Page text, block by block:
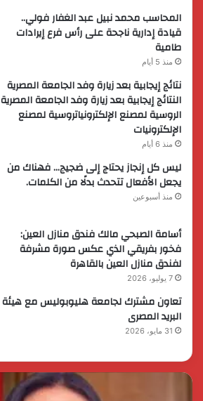
المحاسب محمد نبيل عبد الغفار فولي..
قيادة إدارية ناجحة على رأس فرع إيرادات
طامية
منذ 5 أيام
نتائج إيجابية بعد زيارة وفد الجامعة المصرية
النتائج إيجابية بعد زيارة وفد الجامعة المصرية
الروسية لمصنع الإلكترونياتروسية لمصنع
الإلكترونيات
منذ 6 أيام
ليس كل إنجاز يحتاج إلى ضجيج… فهناك من
يجعل الأفعال تتحدث بدلًا من الكلمات.
منذ أسبوعين
أسامة الصبحي مالك فندق منازل العين:
فخور بفريقي الذي عكس صورة مشرفة
لفندق منازل العين بالقاهرة
7 يوليو، 2026
تعاون مشترك لجامعة هليوبوليس مع هيئة
البريد المصرى
31 مايو، 2026
رئيس